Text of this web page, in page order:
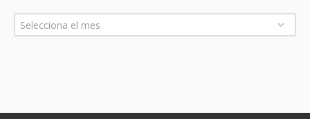
Arxius
Selecciona el mes